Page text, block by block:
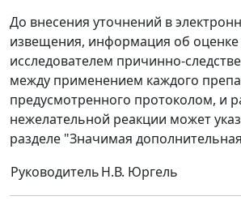
До внесения уточнений в
извещения, информация об
исследователем причинно-
между применением каждого
предусмотренного протоколом, и
нежелательной реакции может
разделе "Значимая
РуководительН.В. Юргель